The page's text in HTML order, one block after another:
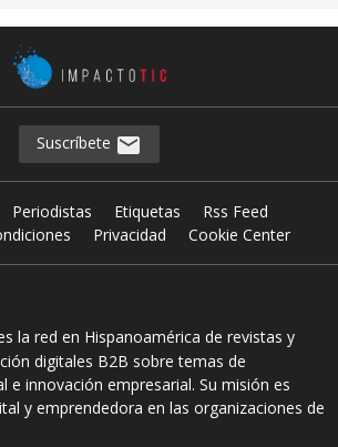
Suscríbete
Periodistas Etiquetas
Rss Feed
Privacidad Cookie Center
la red en Hispanoamérica de revistas y
digitales B2B sobre temas de
e innovación empresarial. Su misión es
y emprendedora en las organizaciones de